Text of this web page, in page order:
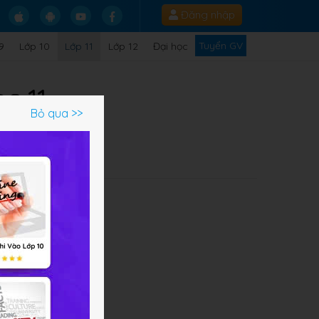
Đăng nhập
Lớp 10 Lớp 11 Lớp 12 Đại học Tuyển GV
11Bỏ qua >>